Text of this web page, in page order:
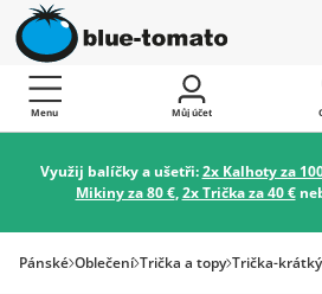
Menu Můj účet
Využij balíčky a ušetři:2x Kalhoty za
Mikiny za 80 €,2x Trička za 40 €
Pánské Oblečení Trička a topy Trička-